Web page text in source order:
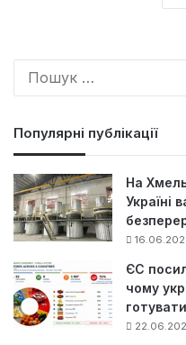
Популярні публікації
На
Україні
ЄС
чому